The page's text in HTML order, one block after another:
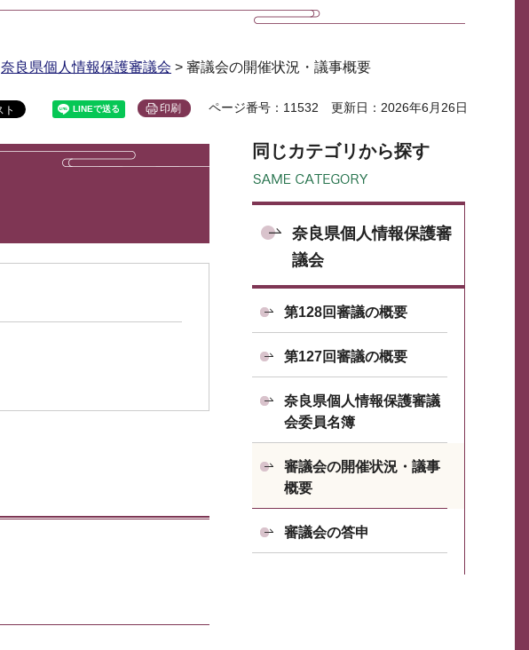
奈良県個人情報保護審議会 > 審議会の開催状況・議事概要
印刷 ページ番号：11532 更新日：2026年6月26日
同じカテゴリから探す
奈良県個人情報保護審
議会
第128回審議の概要
第127回審議の概要
奈良県個人情報保護審議
会委員名簿
審議会の開催状況・議事
概要
審議会の答申